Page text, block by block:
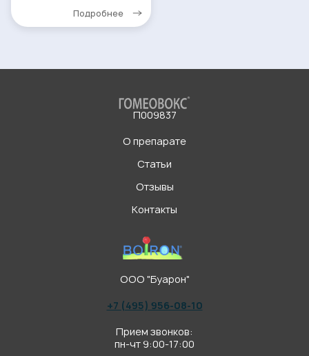
Подробнее
П009837
О препарате
Статьи
Отзывы
Контакты
ООО "Буарон"
+7 (495) 956-08-10
Прием звонков:
пн-чт 9:00-17:00